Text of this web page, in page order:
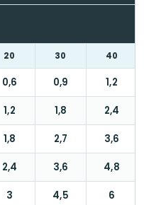
20 30 40
0,6 0,9 1,2
1,2 1,8 2,4
1,8 2,7 3,6
2,4 3,6 4,8
3 4,5 6